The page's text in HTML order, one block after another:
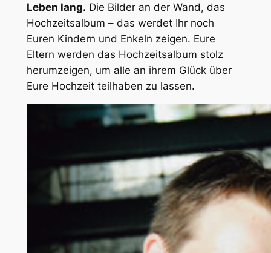
Leben lang. Die Bilder an der Wand, das
Hochzeitsalbum – das werdet Ihr noch
Euren Kindern und Enkeln zeigen. Eure
Eltern werden das Hochzeitsalbum stolz
herumzeigen, um alle an ihrem Glück über
Eure Hochzeit teilhaben zu lassen.